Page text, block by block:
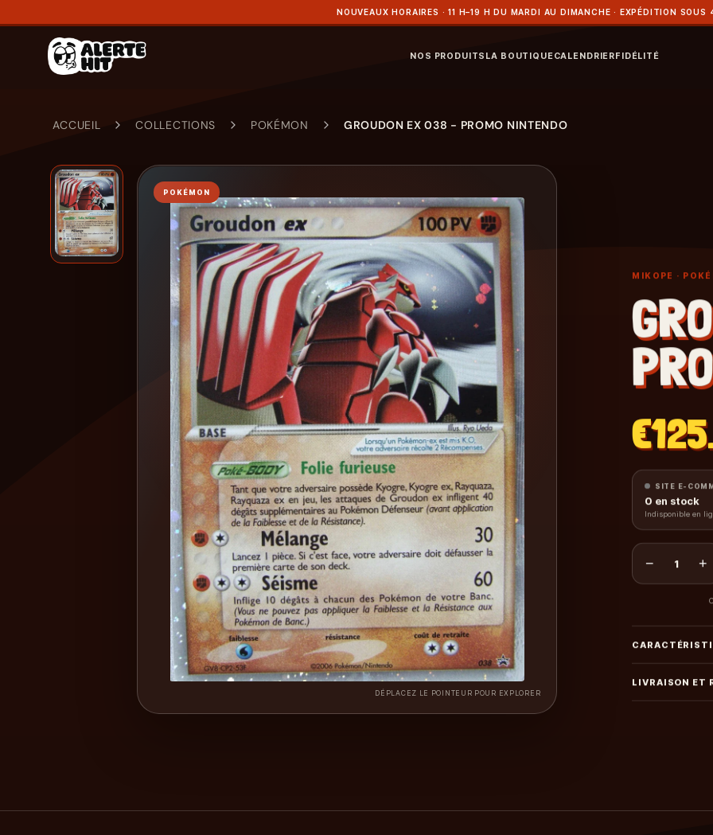
NOUVEAUX HORAIRES · 11 H–19 H DU MARDI AU DIMANCHE · EXPÉDITION SOUS
NOS PRODUITS LA BOUTIQUECALENDRIERFIDÉLITÉ
ACCUEIL COLLECTIONS POKÉMON GROUDON EX 038 - PROMO NINTENDO
POKÉMON
DÉPLACEZ LE POINTEUR POUR EXPLORER
MIKOPE ·
SITE E-
0 en stock
Indisponible en
− 1 +
LIVRAISON ET